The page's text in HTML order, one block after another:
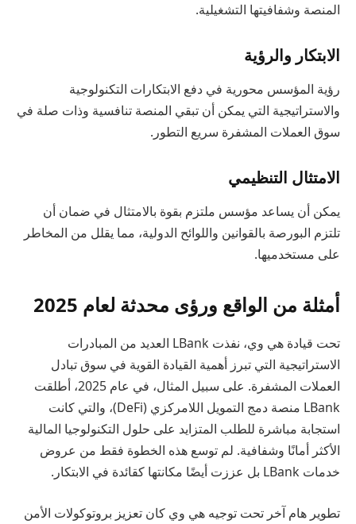
المنصة وشفافيتها التشغيلية.
الابتكار والرؤية
رؤية المؤسس محورية في دفع الابتكارات التكنولوجية
والاستراتيجية التي يمكن أن تبقي المنصة تنافسية وذات صلة في
سوق العملات المشفرة سريع التطور.
الامتثال التنظيمي
يمكن أن يساعد مؤسس ملتزم بقوة بالامتثال في ضمان أن
تلتزم البورصة بالقوانين واللوائح الدولية، مما يقلل من المخاطر
على مستخدميها.
أمثلة من الواقع ورؤى محدثة لعام 2025
تحت قيادة هي وي، نفذت LBank العديد من المبادرات
الاستراتيجية التي تبرز أهمية القيادة القوية في سوق تبادل
العملات المشفرة. على سبيل المثال، في عام 2025، أطلقت
LBank منصة دمج التمويل اللامركزي (DeFi)، والتي كانت
استجابة مباشرة للطلب المتزايد على حلول التكنولوجيا المالية
الأكثر أمانًا وشفافية. لم توسع هذه الخطوة فقط من عروض
خدمات LBank بل عززت أيضًا مكانتها كقائدة في الابتكار.
تطوير هام آخر تحت توجيه هي وي كان تعزيز بروتوكولات الأمن